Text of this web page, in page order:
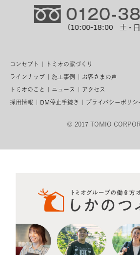
コンセプト トミオの家づくり
ラインナップ 施工事例 お客さまの声
トミオのこと ニュース アクセス
採用情報 DM停止手続き プライバシーポリシ
© 2017 TOMIO